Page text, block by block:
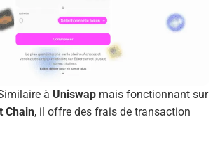
à Uniswap mais fonctionnant sur
Chain, il offre des frais de transaction